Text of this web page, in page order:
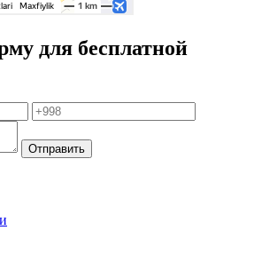
для бесплатной
Отправить